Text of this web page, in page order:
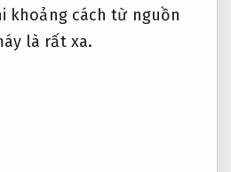
khoảng cách từ nguồn
là rất xa.